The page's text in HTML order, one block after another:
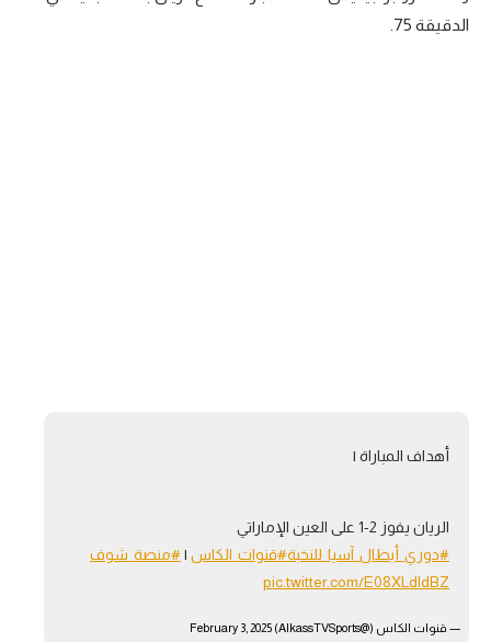
تحليل في الجول
الدقيقة 75.
أهداف المباراة |
الريان يفوز 2-1 على العين الإماراتي
#دوري_أبطال_آسيا_للنخبة#قنوات_الكاس |#منصة_شوف
pic.twitter.com/E08XLdldBZ
— قنوات الكاس (@AlkassTVSports) February 3, 2025